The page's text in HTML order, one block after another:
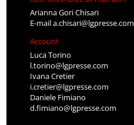
Arianna Gori Chisari
E-maila.chisari@lgpresse.com
Account
Luca Torino
l.torino@lgpresse.com
Ivana Cretier
i.cretier@lgpresse.com
Daniele Fimiano
d.fimiano@lgpresse.com